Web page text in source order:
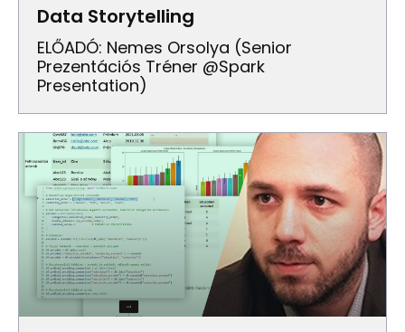
Data Storytelling
ELŐADÓ: Nemes Orsolya (Senior
Prezentációs Tréner @Spark
Presentation)